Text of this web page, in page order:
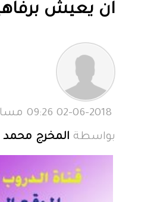
ان يعيش
بواسطة المخرج محمد